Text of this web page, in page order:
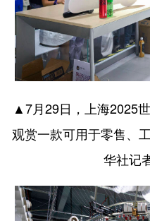
▲7月29日，上海2025
观赏一款可用于零售、
华社记